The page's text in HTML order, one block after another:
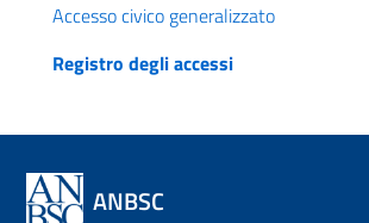
Accesso civico generalizzato
Registro degli accessi
ANBSC